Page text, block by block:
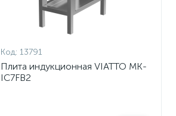
Код: 13791
Плита индукционная VIATTO MK-
IC7FB2